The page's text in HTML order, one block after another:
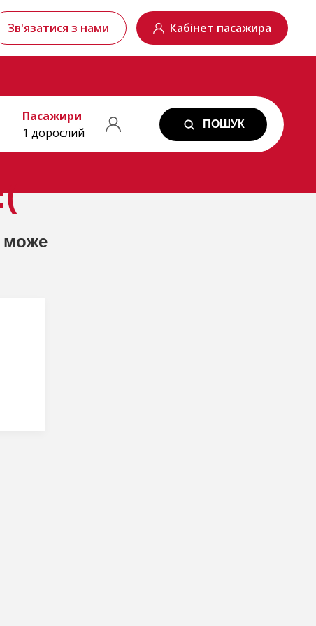
Зв'язатися з нами Кабінет пасажира
Пасажири
1 дорослий
ПОШУК
може